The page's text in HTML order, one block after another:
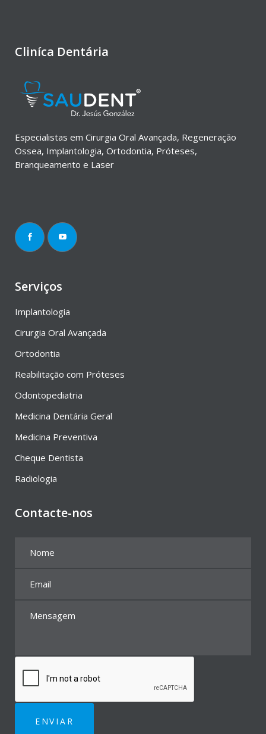
Cliníca Dentária
Especialistas em Cirurgia Oral Avançada, Regeneração
Ossea, Implantologia, Ortodontia, Próteses,
Branqueamento e Laser
Serviços
Implantologia
Cirurgia Oral Avançada
Ortodontia
Reabilitação com Próteses
Odontopediatria
Medicina Dentária Geral
Medicina Preventiva
Cheque Dentista
Radiologia
Contacte-nos